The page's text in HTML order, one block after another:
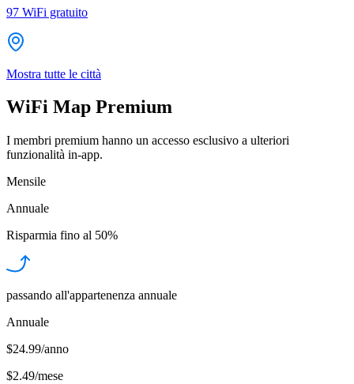
97 WiFi gratuito
Mostra tutte le città
WiFi Map Premium
I membri premium hanno un accesso esclusivo a ulteriori
funzionalità in-app.
Mensile
Annuale
Risparmia fino al 50%
passando all'appartenenza annuale
Annuale
$24.99/anno
$2.49/mese